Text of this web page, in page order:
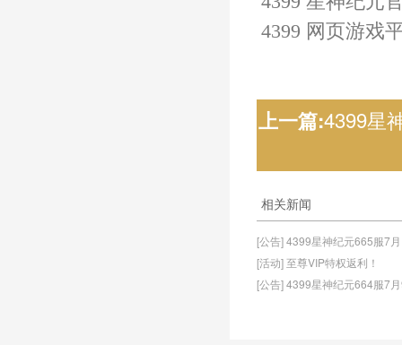
4399 网页游戏
上一篇:4399星
相关新闻
[公告] 4399星神纪元665服7
[活动] 至尊VIP特权返利！
[公告] 4399星神纪元664服7